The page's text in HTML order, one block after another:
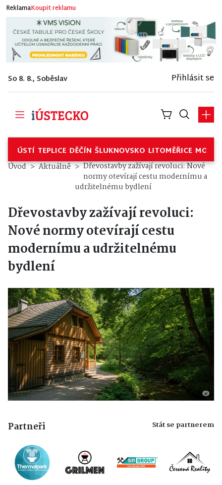
ReklamaKoupit reklamu
So 8. 8., Soběslav Přihlásit se
ÚSTÍ TEPLICE DĚČÍN ŠLUKNOVSKO LITOMĚŘICE
Úvod Aktuálně
Dřevostavby zažívají revoluci: Nové
normy otevírají cestu modernímu a
udržitelnému bydlení
Dřevostavby zažívají revoluci:
Nové normy otevírají cestu
modernímu a udržitelnému
bydlení
Partneři Stát se partnerem